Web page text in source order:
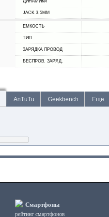
ДИНАМИКИ
JACK 3.5MM
ЕМКОСТЬ
ТИП
ЗАРЯДКА ПРОВОД
БЕСПРОВ. ЗАРЯД.
AnTuTu Geekbench Еще...
Смартфоны
рейтинг смартфонов